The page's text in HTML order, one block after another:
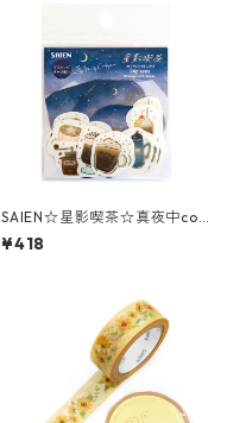
SAIEN☆星影喫茶☆真夜中coff
ee☆フレークシール☆Y-002
8
¥418